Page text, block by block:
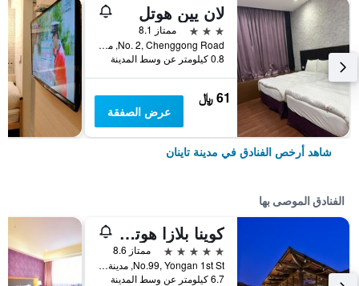
لان يين هوتل
3 نجوم
ممتاز 8.1
No. 2, Chenggong Road, مدينة تاينان, تايوان
0.8 كيلومتر عن وسط المدينة
61 ﷼
عرض الصفقة
شاهد أرخص الفنادق في مدينة تاينان
الفنادق الموصى بها
كوينا بلازا هوتل تاينان
5 نجوم
ممتاز 8.6
No.99, Yongan 1st St, مدينة تاينان, تايوان
6.7 كيلومتر عن وسط المدينة